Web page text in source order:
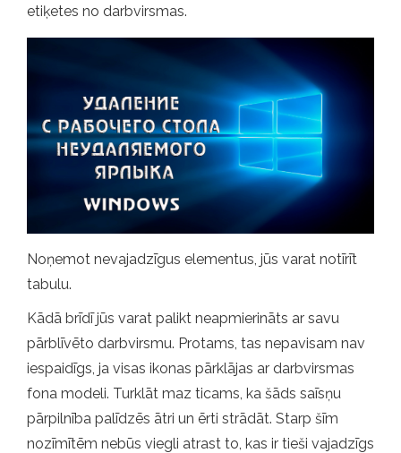
etiķetes no darbvirsmas.
Noņemot nevajadzīgus elementus, jūs varat notīrīt
tabulu.
Kādā brīdī jūs varat palikt neapmierināts ar savu
pārblīvēto darbvirsmu. Protams, tas nepavisam nav
iespaidīgs, ja visas ikonas pārklājas ar darbvirsmas
fona modeli. Turklāt maz ticams, ka šāds saīsņu
pārpilnība palīdzēs ātri un ērti strādāt. Starp šīm
nozīmītēm nebūs viegli atrast to, kas ir tieši vajadzīgs